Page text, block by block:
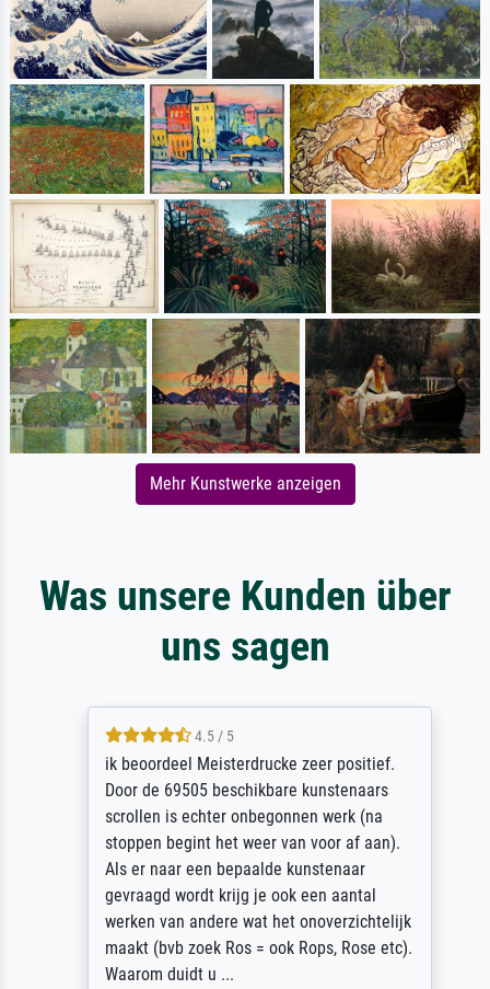
Mehr Kunstwerke anzeigen
Was unsere Kunden über
uns sagen
4.5 / 5
ik beoordeel Meisterdrucke zeer positief.
Door de 69505 beschikbare kunstenaars
scrollen is echter onbegonnen werk (na
stoppen begint het weer van voor af aan).
Als er naar een bepaalde kunstenaar
gevraagd wordt krijg je ook een aantal
werken van andere wat het onoverzichtelijk
maakt (bvb zoek Ros = ook Rops, Rose etc).
Waarom duidt u ...